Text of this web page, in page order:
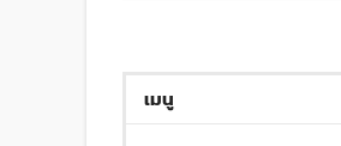
เมนู